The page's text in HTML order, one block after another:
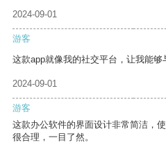
2024-09-01
游客
这款app就像我的社交平台，让我能够
2024-09-01
游客
这款办公软件的界面设计非常简洁，
很合理，一目了然。